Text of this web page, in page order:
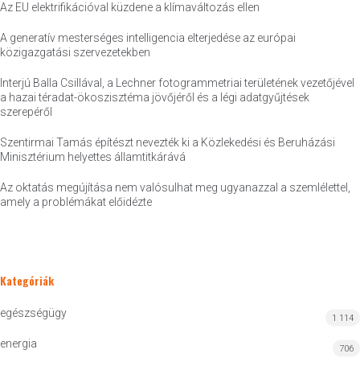
Az EU elektrifikációval küzdene a klímaváltozás ellen
A generatív mesterséges intelligencia elterjedése az európai
közigazgatási szervezetekben
Interjú Balla Csillával, a Lechner fotogrammetriai területének vezetőjével
a hazai téradat-ökoszisztéma jövőjéről és a légi adatgyűjtések
szerepéről
Szentirmai Tamás építészt nevezték ki a Közlekedési és Beruházási
Minisztérium helyettes államtitkárává
Az oktatás megújítása nem valósulhat meg ugyanazzal a szemlélettel,
amely a problémákat előidézte
Kategóriák
egészségügy 1 114
energia 706